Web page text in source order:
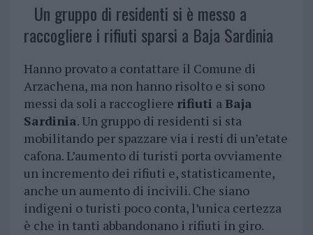
Un gruppo di residenti si è messo a
raccogliere i rifiuti sparsi a Baja Sardinia
Hanno provato a contattare il Comune di
Arzachena, ma non hanno risolto e si sono
messi da soli a raccogliere rifiuti aBaja
Sardinia. Un gruppo di residenti si sta
mobilitando per spazzare via i resti di un’etate
cafona. L’aumento di turisti porta ovviamente
un incremento dei rifiuti e, statisticamente,
anche un aumento di incivili. Che siano
indigeni o turisti poco conta, l’unica certezza
è che in tanti abbandonano i rifiuti in giro.